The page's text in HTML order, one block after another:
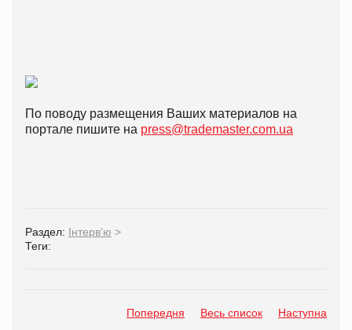
По поводу размещения Ваших материалов на
портале пишите на press@trademaster.com.ua
Раздел: Інтерв'ю >
Теги:
Попередня Весь список Наступна